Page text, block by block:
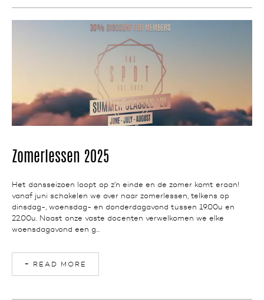
NEWS
Zomerlessen 2025
Het dansseizoen loopt op z’n einde en de zomer komt eraan!
vanaf juni schakelen we over naar zomerlessen, telkens op
dinsdag-, woensdag- en donderdagavond tussen 19.00u en
22.00u. Naast onze vaste docenten verwelkomen we elke
woensdagavond een g...
+ READ MORE